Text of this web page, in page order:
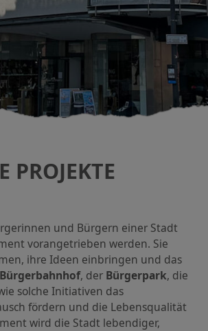
PROJEKTE
und Bürgern einer Stadt
vorangetrieben werden. Sie
ihre Ideen einbringen und das
Bürgerbahnhof, der Bürgerpark, die
solche Initiativen das
fördern und die Lebensqualität
wird die Stadt lebendiger,